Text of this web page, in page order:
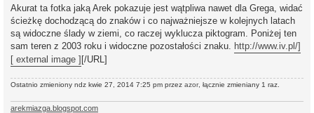
t
Akurat ta fotka jaką Arek pokazuje jest wątpliwa nawet dla Grega, widać
ścieżkę dochodzącą do znaków i co najważniejsze w kolejnych latach
są widoczne ślady w ziemi, co raczej wyklucza piktogram. Poniżej ten
sam teren z 2003 roku i widoczne pozostałości znaku. http://www.iv.pl/]
[ external image ] [/URL]
Ostatnio zmieniony ndz kwie 27, 2014 7:25 pm przez azor, łącznie zmieniany 1 raz.
arekmiazga.blogspot.com